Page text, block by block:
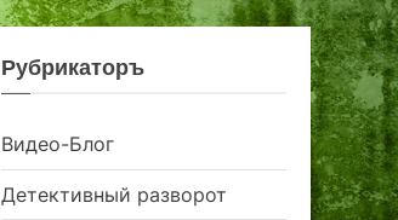
Рубрикаторъ
Видео-Блог
Детективный разворот